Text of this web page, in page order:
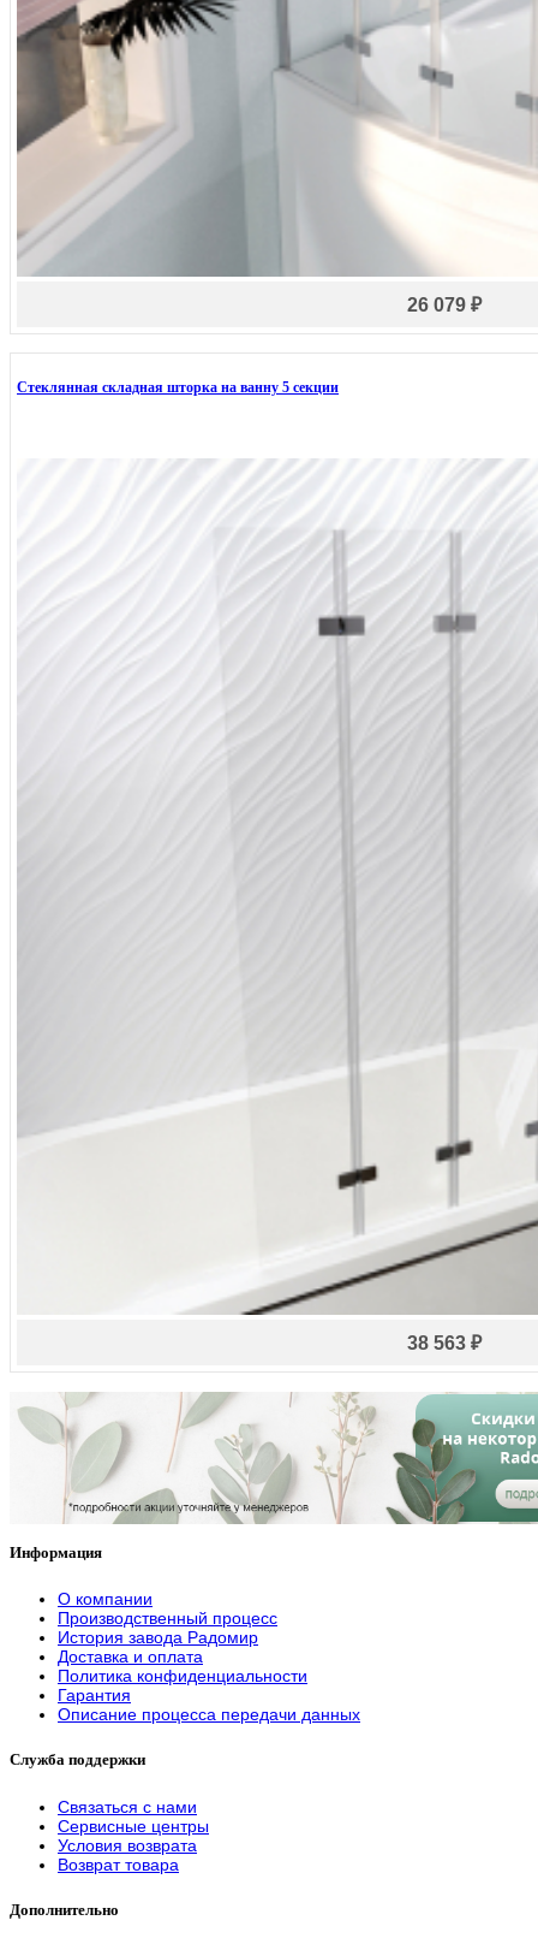
26 079 ₽
Стеклянная складная шторка на ванну 5 секции
38 563 ₽
Информация
О компании
Производственный процесс
История завода Радомир
Доставка и оплата
Политика конфиденциальности
Гарантия
Описание процесса передачи данных
Служба поддержки
Связаться с нами
Сервисные центры
Условия возврата
Возврат товара
Дополнительно